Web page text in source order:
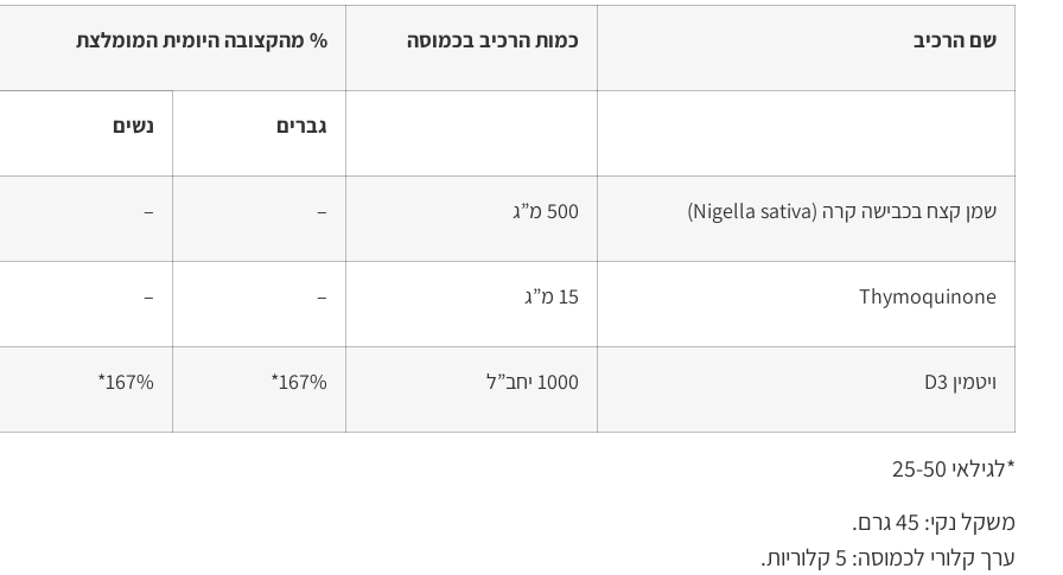
שם הרכיב כמות הרכיב בכמוסה % מהקצובה היומית המומלצת
גברים נשים
שמן קצח בכבישה קרה (Nigella sativa) 500 מ”ג –
–
Thymoquinone 15 מ”ג –
–
ויטמין D3 1000 יחב”ל 167%*
167%*
*לגילאי 25-50
משקל נקי: 45 גרם.
ערך קלורי לכמוסה: 5 קלוריות.